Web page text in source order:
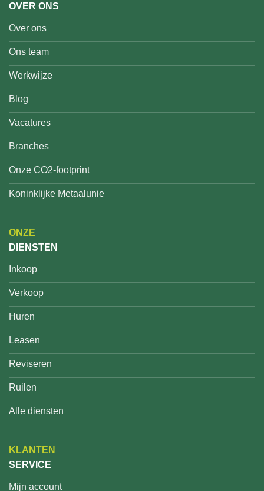
OVER ONS
Over ons
Ons team
Werkwijze
Blog
Vacatures
Branches
Onze CO2-footprint
Koninklijke Metaalunie
ONZE
DIENSTEN
Inkoop
Verkoop
Huren
Leasen
Reviseren
Ruilen
Alle diensten
KLANTEN
SERVICE
Mijn account